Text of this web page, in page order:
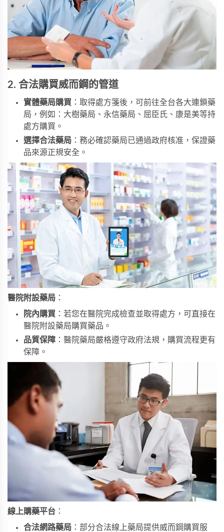
2. 合法購買威而鋼的管道
實體藥局購買 ：取得處方箋後，可前往全台各大連鎖藥
局，例如：大樹藥局、永信藥局、屈臣氏、康是美等持
處方購買。
選擇合法藥局 ：務必確認藥局已通過政府核准，保證藥
品來源正規安全。
醫院附設藥局 ：
院內購買 ：若您在醫院完成檢查並取得處方，可直接在
醫院附設藥局購買藥品。
品質保障 ：醫院藥局嚴格遵守政府法規，購買流程更有
保障。
線上購藥平台 ：
合法網路藥局 ：部分合法線上藥局提供威而鋼購買服